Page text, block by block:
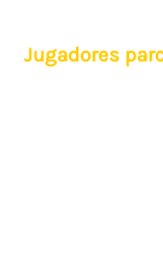
Jugadores